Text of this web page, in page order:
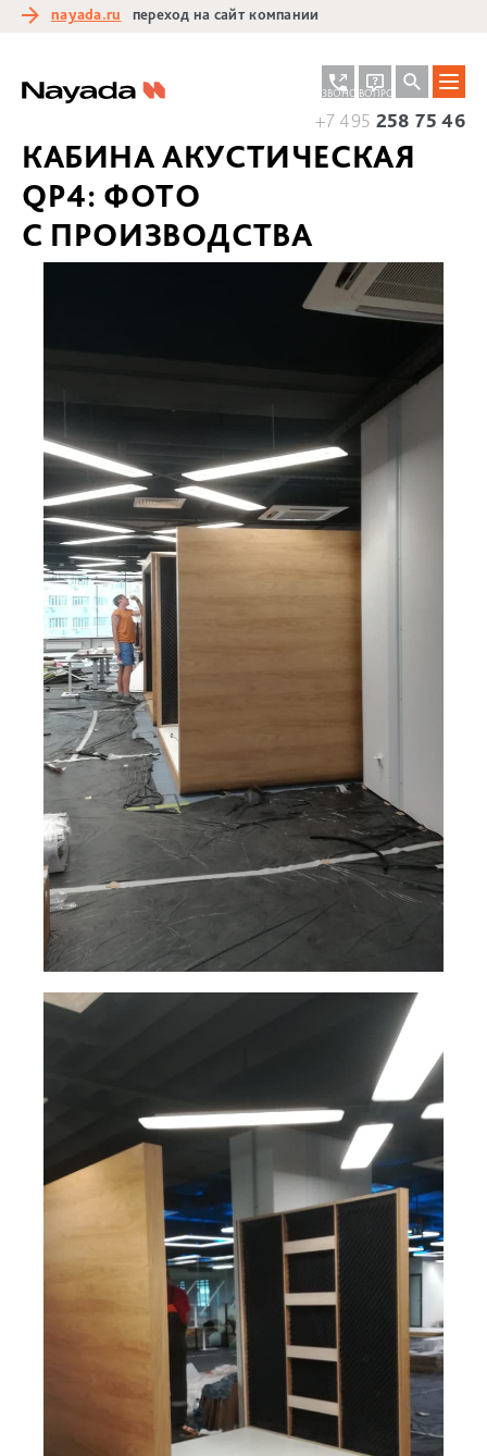
nayada.ru переход на сайт компании
ЗАКАЗАТЬ
ЗВОНОК
ЗАДАТЬ
ВОПРОС
+7 495 258 75 46
КАБИНА АКУСТИЧЕСКАЯ
QP4: ФОТО
С ПРОИЗВОДСТВА